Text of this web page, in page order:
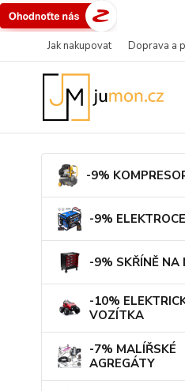
Jak nakupovat Doprava a
-9%
-9%
-9% SKŘÍNĚ NA
-10%
VOZÍTKA
-7% MALÍŘSKÉ
AGREGÁTY